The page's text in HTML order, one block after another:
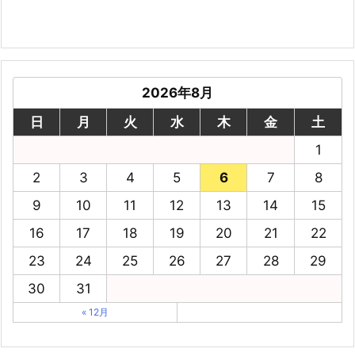
2026年8月
日
月 火 水 木 金
土
1
2
3 4 5 6 7
8
9
10 11 12 13 14
15
16
17 18 19 20 21
22
23
24 25 26 27 28
29
30
31
« 12月